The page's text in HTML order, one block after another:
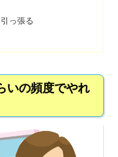
っ張る
いの頻度でやれ